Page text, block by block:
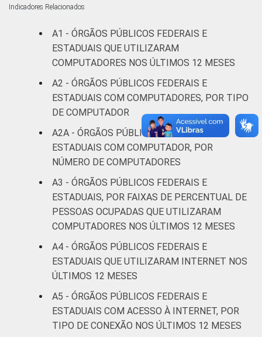
Estudos para o Desenvolvimento da
Pesquisa sobre o uso das tecnologias de
informação e comunicação no setor público
brasileiro - TIC Governo Eletrônico 2017
Indicadores Relacionados
A1 - ÓRGÃOS PÚBLICOS FEDERAIS E
ESTADUAIS QUE UTILIZARAM
COMPUTADORES NOS ÚLTIMOS 12 MESES
A2 - ÓRGÃOS PÚBLICOS FEDERAIS E
ESTADUAIS COM COMPUTADORES, POR TIPO
DE COMPUTADOR
A2A - ÓRGÃOS PÚBLICOS FEDERAIS E
ESTADUAIS COM COMPUTADOR, POR
NÚMERO DE COMPUTADORES
A3 - ÓRGÃOS PÚBLICOS FEDERAIS E
ESTADUAIS, POR FAIXAS DE PERCENTUAL DE
PESSOAS OCUPADAS QUE UTILIZARAM
COMPUTADORES NOS ÚLTIMOS 12 MESES
A4 - ÓRGÃOS PÚBLICOS FEDERAIS E
ESTADUAIS QUE UTILIZARAM INTERNET NOS
ÚLTIMOS 12 MESES
A5 - ÓRGÃOS PÚBLICOS FEDERAIS E
ESTADUAIS COM ACESSO À INTERNET, POR
TIPO DE CONEXÃO NOS ÚLTIMOS 12 MESES